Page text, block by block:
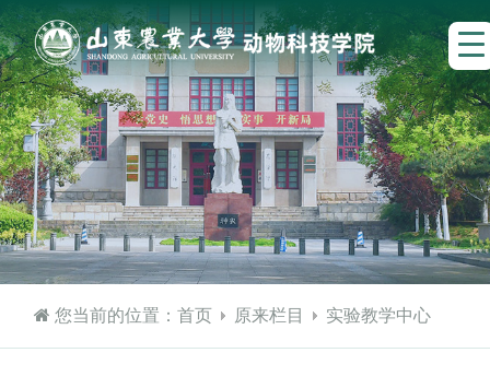
您当前的位置：首页 原来栏目 实验教学中心